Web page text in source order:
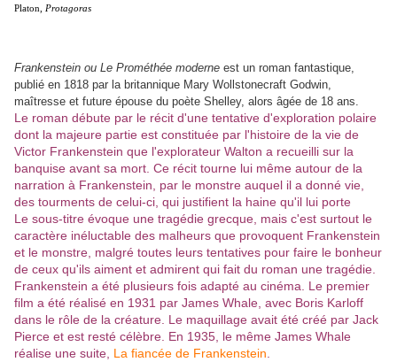
Platon, Protagoras
Frankenstein ou Le Prométhée moderne est un roman fantastique,
publié en 1818 par la britannique Mary Wollstonecraft Godwin,
maîtresse et future épouse du poète Shelley, alors âgée de 18 ans.
Le roman débute par le récit d'une tentative d'exploration polaire
dont la majeure partie est constituée par l'histoire de la vie de
Victor Frankenstein que l'explorateur Walton a recueilli sur la
banquise avant sa mort. Ce récit tourne lui même autour de la
narration à Frankenstein, par le monstre auquel il a donné vie,
des tourments de celui-ci, qui justifient la haine qu'il lui porte
Le sous-titre évoque une tragédie grecque, mais c'est surtout le
caractère inéluctable des malheurs que provoquent Frankenstein
et le monstre, malgré toutes leurs tentatives pour faire le bonheur
de ceux qu'ils aiment et admirent qui fait du roman une tragédie.
Frankenstein a été plusieurs fois adapté au cinéma. Le premier
film a été réalisé en 1931 par James Whale, avec Boris Karloff
dans le rôle de la créature. Le maquillage avait été créé par Jack
Pierce et est resté célèbre. En 1935, le même James Whale
réalise une suite, La fiancée de Frankenstein